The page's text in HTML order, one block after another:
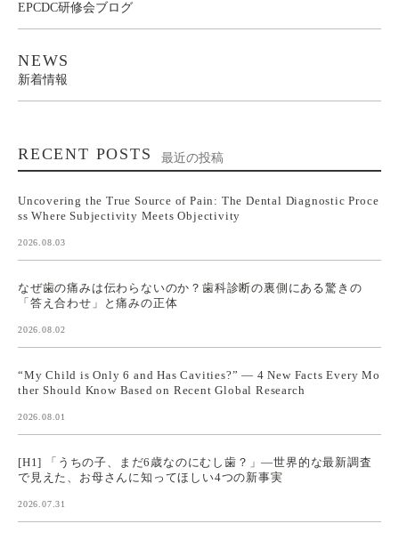
EPCDC研修会ブログ
NEWS
新着情報
RECENT POSTS 最近の投稿
Uncovering the True Source of Pain: The Dental Diagnostic Proce
ss Where Subjectivity Meets Objectivity
2026.08.03
なぜ歯の痛みは伝わらないのか？歯科診断の裏側にある驚きの
「答え合わせ」と痛みの正体
2026.08.02
“My Child is Only 6 and Has Cavities?” — 4 New Facts Every Mo
ther Should Know Based on Recent Global Research
2026.08.01
[H1] 「うちの子、まだ6歳なのにむし歯？」—世界的な最新調査
で見えた、お母さんに知ってほしい4つの新事実
2026.07.31